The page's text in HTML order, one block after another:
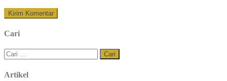
Cari
Cari
untuk:
Artikel